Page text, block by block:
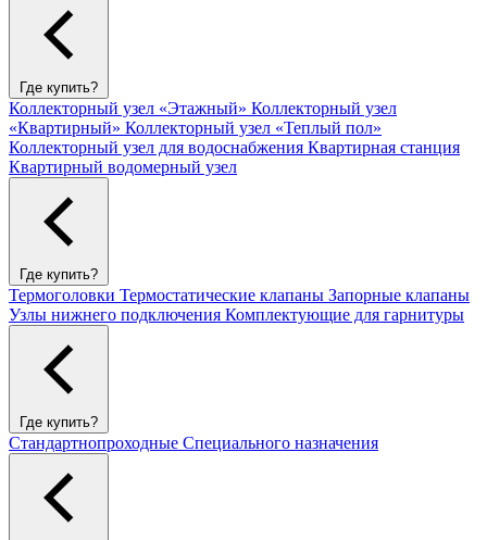
Где купить?
Коллекторный узел «Этажный» Коллекторный узел
«Квартирный» Коллекторный узел «Теплый пол»
Коллекторный узел для водоснабжения Квартирная станция
Квартирный водомерный узел
Где купить?
Термоголовки Термостатические клапаны Запорные клапаны
Узлы нижнего подключения Комплектующие для гарнитуры
Где купить?
Стандартнопроходные Специального назначения